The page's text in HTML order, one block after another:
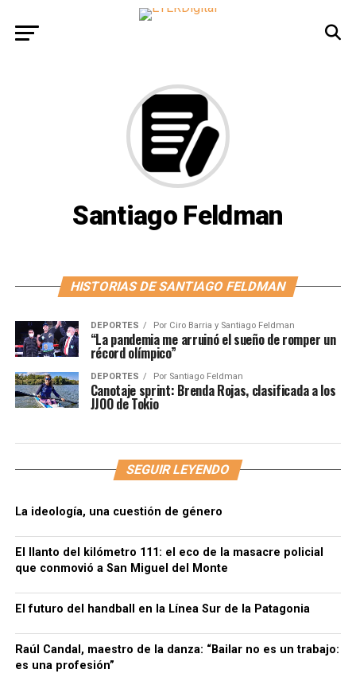
Santiago Feldman
HISTORIAS DE SANTIAGO FELDMAN
DEPORTES Por Ciro Barria y Santiago Feldman
“La pandemia me arruinó el sueño de romper un
récord olímpico”
DEPORTES Por Santiago Feldman
Canotaje sprint: Brenda Rojas, clasificada a los
JJOO de Tokio
SEGUIR LEYENDO
La ideología, una cuestión de género
El llanto del kilómetro 111: el eco de la masacre policial
que conmovió a San Miguel del Monte
El futuro del handball en la Línea Sur de la Patagonia
Raúl Candal, maestro de la danza: “Bailar no es un trabajo:
es una profesión”